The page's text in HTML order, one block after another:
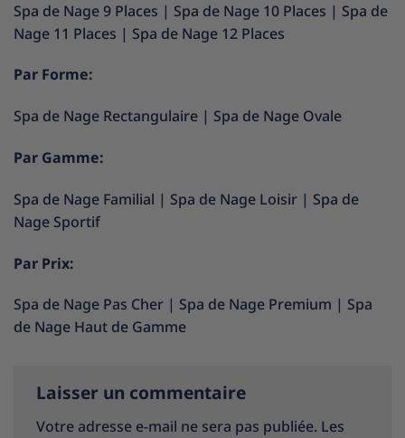
Spa de Nage 9 Places | Spa de Nage 10 Places | Spa de
Nage 11 Places | Spa de Nage 12 Places
Par Forme:
Spa de Nage Rectangulaire | Spa de Nage Ovale
Par Gamme:
Spa de Nage Familial | Spa de Nage Loisir | Spa de
Nage Sportif
Par Prix:
Spa de Nage Pas Cher | Spa de Nage Premium | Spa
de Nage Haut de Gamme
Laisser un commentaire
Votre adresse e-mail ne sera pas publiée. Les